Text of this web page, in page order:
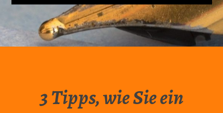
3 Tipps, wie Sie ein